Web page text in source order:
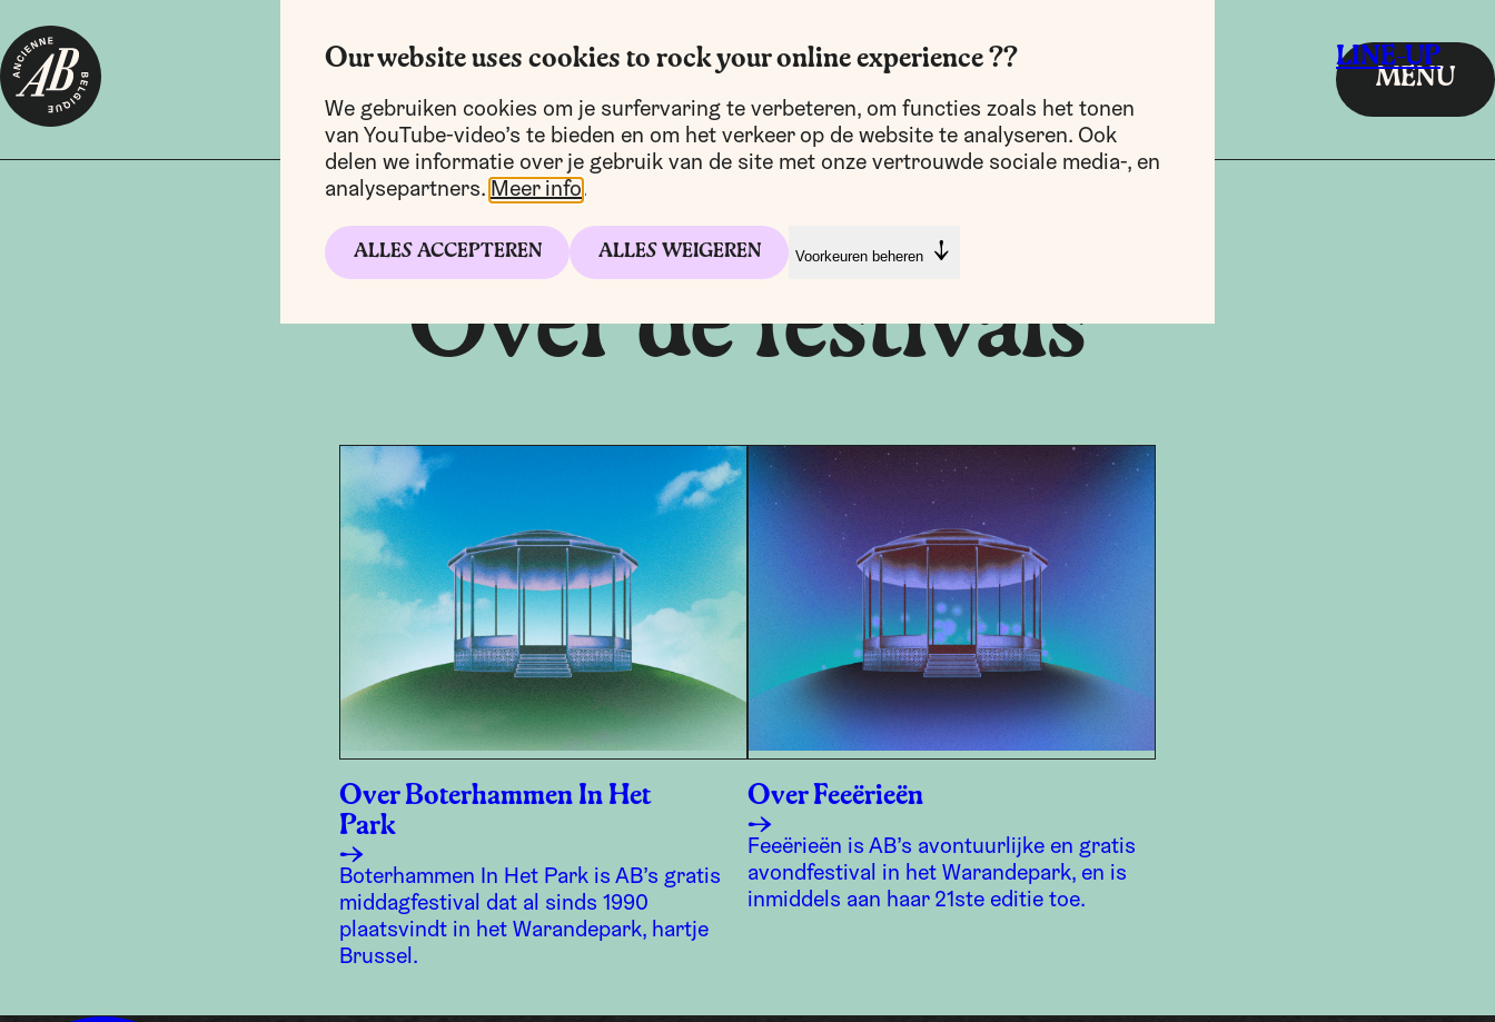
Our website uses cookies to rock your online experience ??
We gebruiken cookies om je surfervaring te verbeteren, om functies zoals het tonen
van YouTube-video’s te bieden en om het verkeer op de website te analyseren. Ook
delen we informatie over je gebruik van de site met onze vertrouwde sociale media-, en
analysepartners. Meer info .
ALLES ACCEPTEREN ALLES WEIGEREN Voorkeuren beheren
LINE-UP
MENU
Over de festivals
Over Boterhammen In Het
Park
Boterhammen In Het Park is AB’s gratis
middagfestival dat al sinds 1990
plaatsvindt in het Warandepark, hartje
Brussel.
Over Feeërieën
Feeërieën is AB’s avontuurlijke en gratis
avondfestival in het Warandepark, en is
inmiddels aan haar 21ste editie toe.